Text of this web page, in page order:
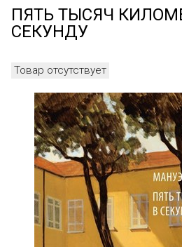
ПЯТЬ ТЫСЯЧ
СЕКУНДУ
Товар отсутствует